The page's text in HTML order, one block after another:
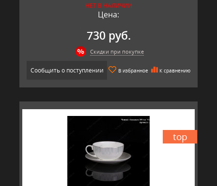
НЕТ В НАЛИЧИИ
Цена:
730 руб.
Скидки при покупке
Сообщить о поступлении В избранное К сравнению
top